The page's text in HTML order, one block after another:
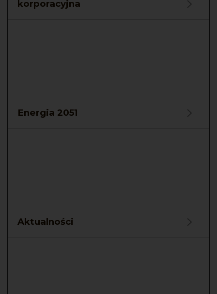
korporacyjna
Energia 2051
Aktualności